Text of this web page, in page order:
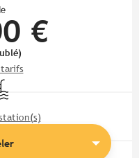
€